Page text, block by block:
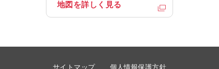
診療科・部門の紹介
地図を詳しく見る
サイトマップ 個人情報保護方針